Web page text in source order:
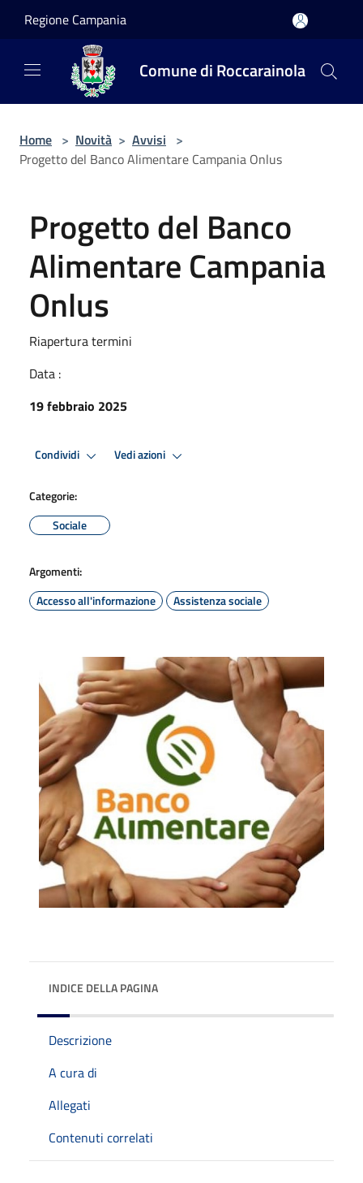
Regione Campania
Comune di Roccarainola
Home > Novità > Avvisi >
Progetto del Banco Alimentare Campania Onlus
Progetto del Banco
Alimentare Campania
Onlus
Riapertura termini
Data :
19 febbraio 2025
Condividi Vedi azioni
Categorie:
Sociale
Argomenti:
Accesso all'informazione
Assistenza sociale
INDICE DELLA PAGINA
Descrizione
A cura di
Allegati
Contenuti correlati